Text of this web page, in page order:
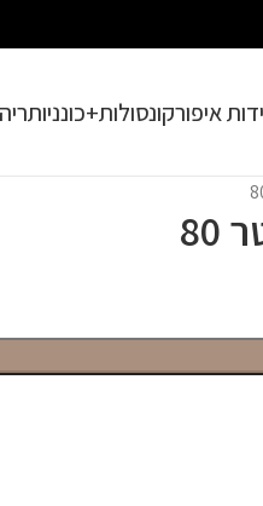
איפורקונסולות+כונניות